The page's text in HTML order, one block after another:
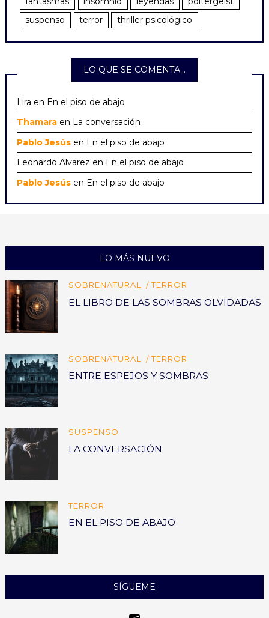
suspenso
terror thriller psicológico
LO QUE SE COMENTA…
Lira en En el piso de abajo
Thamara en La conversación
Pablo Jesús en En el piso de abajo
Leonardo Alvarez en En el piso de abajo
Pablo Jesús en En el piso de abajo
LO MÁS NUEVO
SOBRENATURAL TERROR
EL LIBRO DE LAS SOMBRAS OLVIDADAS
SOBRENATURAL TERROR
ENTRE ESPEJOS Y SOMBRAS
SUSPENSO
LA CONVERSACIÓN
TERROR
EN EL PISO DE ABAJO
SÍGUEME